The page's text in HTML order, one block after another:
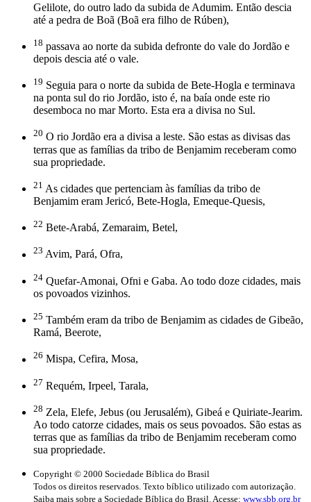
Gelilote, do outro lado da subida de Adumim. Então descia
até a pedra de Boã (Boã era filho de Rúben),
18 passava ao norte da subida defronte do vale do Jordão e
depois descia até o vale.
19 Seguia para o norte da subida de Bete-Hogla e terminava
na ponta sul do rio Jordão, isto é, na baía onde este rio
desemboca no mar Morto. Esta era a divisa no Sul.
20 O rio Jordão era a divisa a leste. São estas as divisas das
terras que as famílias da tribo de Benjamim receberam como
sua propriedade.
21 As cidades que pertenciam às famílias da tribo de
Benjamim eram Jericó, Bete-Hogla, Emeque-Quesis,
22 Bete-Arabá, Zemaraim, Betel,
23 Avim, Pará, Ofra,
24 Quefar-Amonai, Ofni e Gaba. Ao todo doze cidades, mais
os povoados vizinhos.
25 Também eram da tribo de Benjamim as cidades de Gibeão,
Ramá, Beerote,
26 Mispa, Cefira, Mosa,
27 Requém, Irpeel, Tarala,
28 Zela, Elefe, Jebus (ou Jerusalém), Gibeá e Quiriate-Jearim.
Ao todo catorze cidades, mais os seus povoados. São estas as
terras que as famílias da tribo de Benjamim receberam como
sua propriedade.
Copyright © 2000 Sociedade Bíblica do Brasil
Todos os direitos reservados. Texto bíblico utilizado com autorização.
Saiba mais sobre a Sociedade Bíblica do Brasil. Acesse: www.sbb.org.br